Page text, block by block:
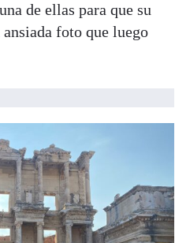
de ellas para que su
foto que luego